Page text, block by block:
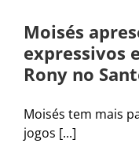
Moisés
expressivos
Rony no
Moisés tem mais
jogos [...]